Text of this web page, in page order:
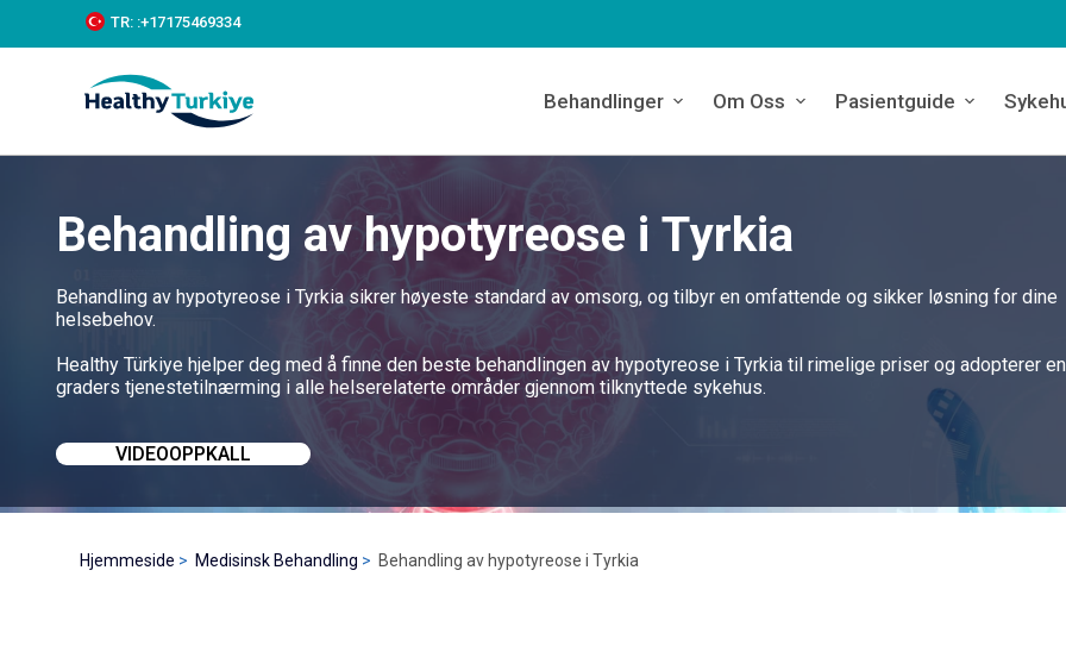
k
c
TR: :+‪17175469334‬
Behandlinger Om Oss Pasientguide
Behandling av hypotyreose i Tyrkia
Behandling av hypotyreose i Tyrkia sikrer høyeste standard av omsorg, og tilbyr en omfattende og sikker løsning for dine
helsebehov.
Healthy Türkiye hjelper deg med å finne den beste behandlingen av hypotyreose i Tyrkia til rimelige priser og adopterer
graders tjenestetilnærming i alle helserelaterte områder gjennom tilknyttede sykehus.
VIDEOOPPKALL
Hjemmeside Medisinsk Behandling Behandling av hypotyreose i Tyrkia